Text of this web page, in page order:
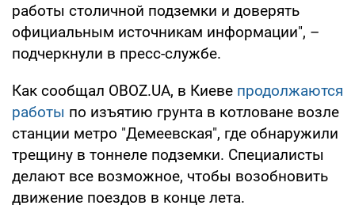
работы столичной подземки и доверять
официальным источникам информации", –
подчеркнули в пресс-службе.
Как сообщал OBOZ.UA, в Киеве продолжаются
работы по изъятию грунта в котловане возле
станции метро "Демеевская", где обнаружили
трещину в тоннеле подземки. Специалисты
делают все возможное, чтобы возобновить
движение поездов в конце лета.